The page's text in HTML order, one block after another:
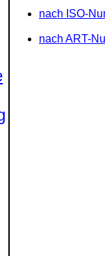
nach ISO-
nach ART-